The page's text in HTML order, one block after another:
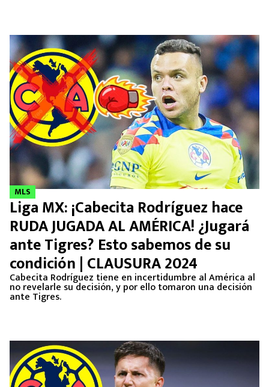
MLS
Liga MX: ¡Cabecita Rodríguez hace
RUDA JUGADA AL AMÉRICA! ¿Jugará
ante Tigres? Esto sabemos de su
condición | CLAUSURA 2024
Cabecita Rodríguez tiene en incertidumbre al América al
no revelarle su decisión, y por ello tomaron una decisión
ante Tigres.